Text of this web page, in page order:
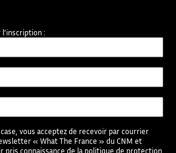
:
vous acceptez de recevoir par courrier
« What The France » du CNM et
pris connaissance de la politique de protection